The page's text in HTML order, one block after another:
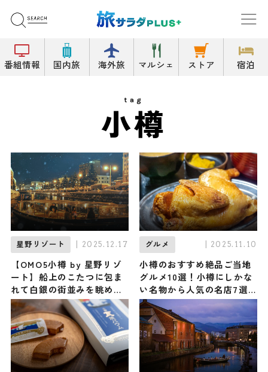
番組情報 国内旅 海外旅 マルシェ ストア 宿泊
tag
小樽
星野リゾート | 2025.12.17
【OMO5小樽 by 星野リゾ
ート】船上のこたつに包ま
れて白銀の街並みを眺める
『小樽運河こたつクルージ
ング』が今年も開催！ ルタ
オのオリジナルスイーツも
新登場
グルメ | 2025.11.10
小樽のおすすめ絶品ご当地
グルメ10選！小樽にしかな
い名物から人気の名店7選
も紹介